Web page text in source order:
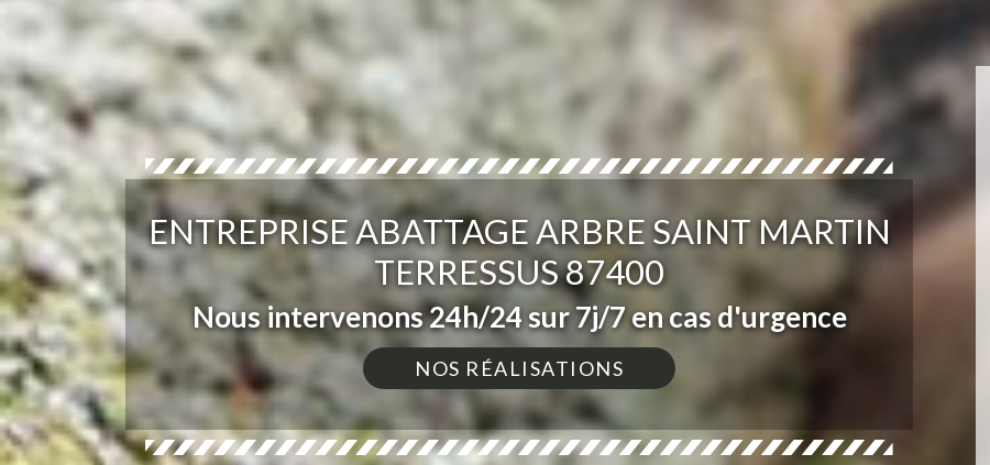
ENTREPRISE ABATTAGE ARBRE SAINT MARTIN
TERRESSUS 87400
Nous intervenons 24h/24 sur 7j/7 en cas d'urgence
NOS RÉALISATIONS